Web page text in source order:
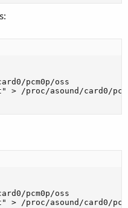
pcm0p/oss
> /proc/asound/card0/
pcm0p/oss
> /proc/asound/card0/